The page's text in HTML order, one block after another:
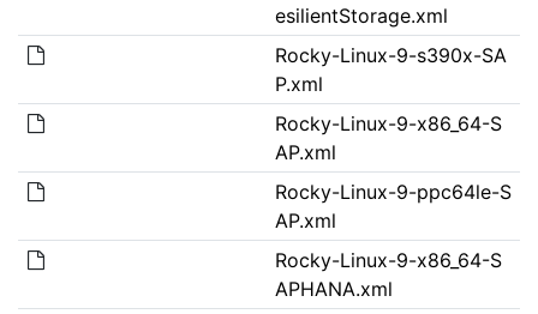
esilientStorage.xml
Rocky-Linux-9-s390x-SA
P.xml
Rocky-Linux-9-x86_64-S
AP.xml
Rocky-Linux-9-ppc64le-S
AP.xml
Rocky-Linux-9-x86_64-S
APHANA.xml